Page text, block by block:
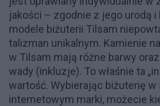
jakości – zgodnie z jego urodą i
modele biżuterii Tilsam
talizman unikalnym. Kamienie
w Tilsam mają różne barwy oraz
wady (inkluzje). To właśnie ta
wartość. Wybierając biżuterię w
internetowym marki, możecie